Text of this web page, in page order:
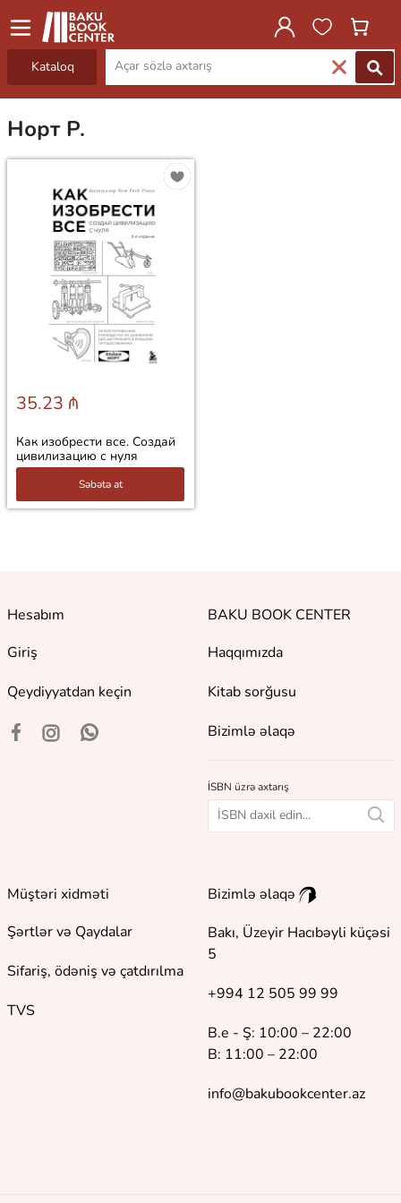
Kataloq
Норт Р.
35.23 ₼
Как изобрести все. Создай
цивилизацию с нуля
Səbətə at
Hesabım
Giriş
Qeydiyyatdan keçin
BAKU BOOK CENTER
Haqqımızda
Kitab sorğusu
Bizimlə əlaqə
İSBN üzrə axtarış
Müştəri xidməti
Şərtlər və Qaydalar
Sifariş, ödəniş və çatdırılma
TVS
Bizimlə əlaqə
Bakı, Üzeyir Hacıbəyli küçəsi
5
+994 12 505 99 99
B.e - Ş: 10:00 – 22:00
B: 11:00 – 22:00
info@bakubookcenter.az